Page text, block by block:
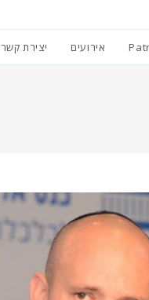
אירועים יצירת קשר